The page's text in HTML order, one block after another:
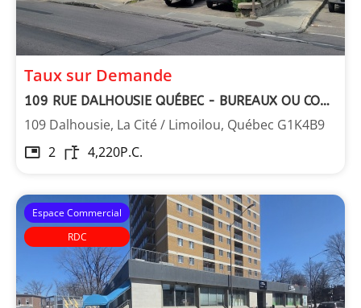
Taux sur Demande
109 RUE DALHOUSIE QUÉBEC - BUREAUX OU COMMERCIAL
109 Dalhousie, La Cité / Limoilou, Québec G1K4B9
2
4,220P.C.
Espace Commercial
RDC